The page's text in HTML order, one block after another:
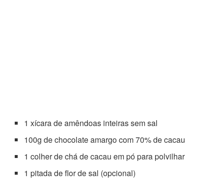
1 xícara de amêndoas inteiras sem sal
100g de chocolate amargo com 70% de cacau
1 colher de chá de cacau em pó para polvilhar
1 pitada de flor de sal (opcional)